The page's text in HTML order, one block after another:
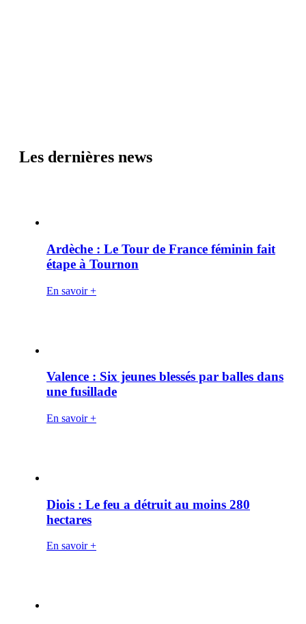
Les dernières news
Ardèche : Le Tour de France féminin fait
étape à Tournon
En savoir +
Valence : Six jeunes blessés par balles dans
une fusillade
En savoir +
Diois : Le feu a détruit au moins 280
hectares
En savoir +